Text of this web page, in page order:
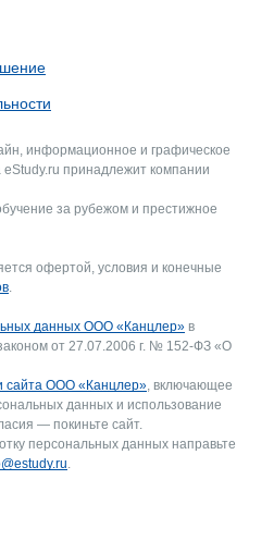
информационное и графическое
принадлежит компании
за рубежом и престижное
офертой, условия и конечные
.
данных ООО «Канцлер» в
от 27.07.2006 г. № 152-ФЗ «О
сайта ООО «Канцлер», включающее
данных и использование
— покиньте сайт.
персональных данных направьте
.